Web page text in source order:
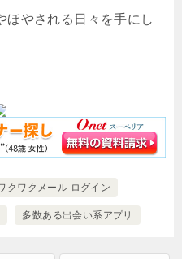
ほやされる日々を手にし
クワクメール ログイン
多数ある出会い系アプリ